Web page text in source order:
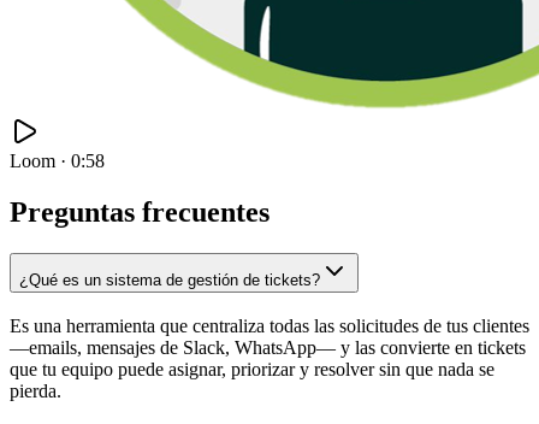
Loom · 0:58
Preguntas frecuentes
¿Qué es un sistema de gestión de tickets?
Es una herramienta que centraliza todas las solicitudes de tus clientes
—emails, mensajes de Slack, WhatsApp— y las convierte en tickets
que tu equipo puede asignar, priorizar y resolver sin que nada se
pierda.